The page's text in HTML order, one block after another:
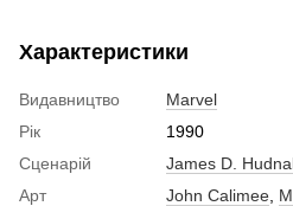
Характеристики
Видавництво
Marvel
Рік
1990
Сценарій
James D.
Арт
John Calimee